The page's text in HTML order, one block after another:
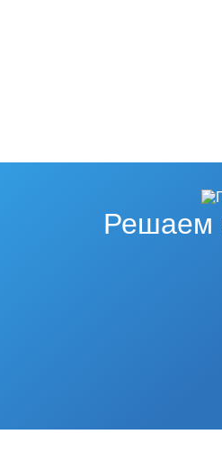
Решаем